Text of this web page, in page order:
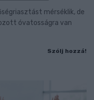
mérséklik, de
óvatosságra van
Szólj hozzá!